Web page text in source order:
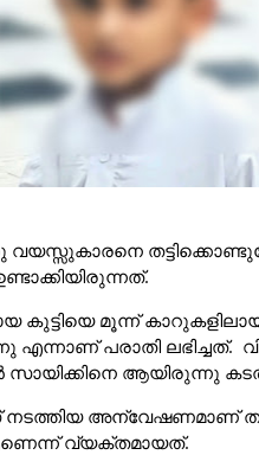
വയസ്സുകാരനെ
കുട്ടിയെ മൂന്ന്
പരാതി ലഭിച്ചത്.
ആയിരുന്നു
നടത്തിയ അന്വേഷണമാണ്
വ്യക്തമായത്.